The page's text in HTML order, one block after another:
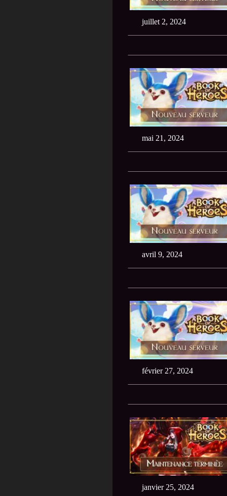
juillet 2, 2024
mai 21, 2024
avril 9, 2024
février 27, 2024
janvier 25, 2024